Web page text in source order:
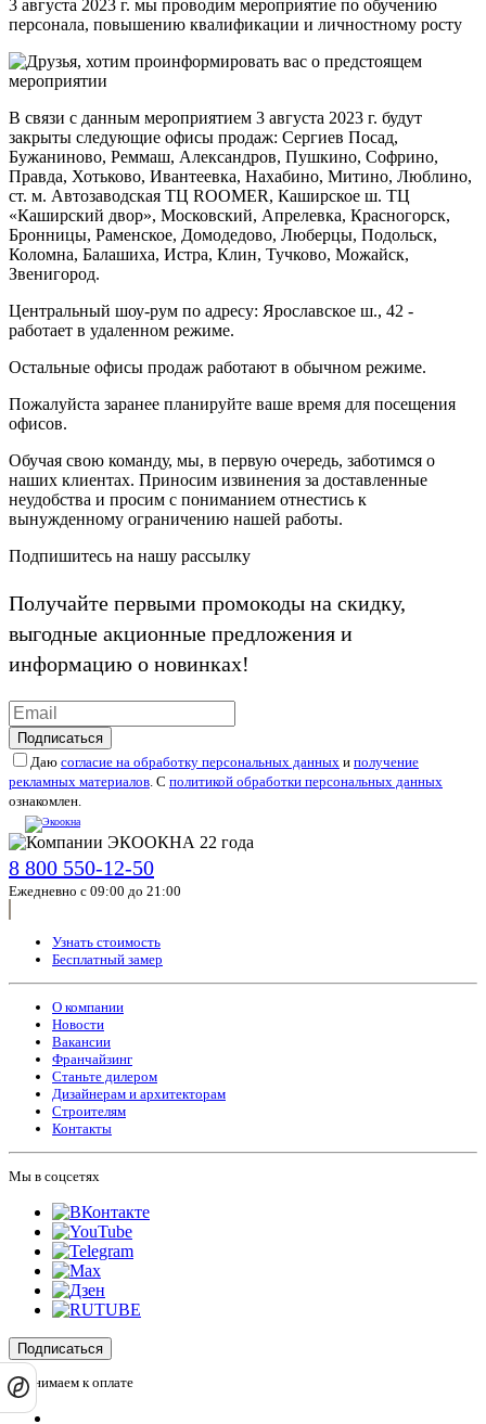
3 августа 2023 г. мы проводим мероприятие по обучению
персонала, повышению квалификации и личностному росту
В связи с данным мероприятием 3 августа 2023 г. будут
закрыты следующие офисы продаж: Сергиев Посад,
Бужаниново, Реммаш, Александров, Пушкино, Софрино,
Правда, Хотьково, Ивантеевка, Нахабино, Митино, Люблино,
ст. м. Автозаводская ТЦ ROOMER, Каширское ш. ТЦ
«Каширский двор», Московский, Апрелевка, Красногорск,
Бронницы, Раменское, Домодедово, Люберцы, Подольск,
Коломна, Балашиха, Истра, Клин, Тучково, Можайск,
Звенигород.
Центральный шоу-рум по адресу: Ярославское ш., 42 -
работает в удаленном режиме.
Остальные офисы продаж работают в обычном режиме.
Пожалуйста заранее планируйте ваше время для посещения
офисов.
Обучая свою команду, мы, в первую очередь, заботимся о
наших клиентах. Приносим извинения за доставленные
неудобства и просим с пониманием отнестись к
вынужденному ограничению нашей работы.
Подпишитесь на нашу рассылку
Получайте первыми промокоды на скидку,
выгодные акционные предложения и
информацию о новинках!
Подписаться
Даю согласие на обработку персональных данных и получение
рекламных материалов. С политикой обработки персональных данных
ознакомлен.
8 800 550-12-50
Ежедневно с 09:00 до 21:00
Узнать стоимость
Бесплатный замер
О компании
Новости
Вакансии
Франчайзинг
Станьте дилером
Дизайнерам и архитекторам
Строителям
Контакты
Мы в соцсетях
Подписаться
Принимаем к оплате